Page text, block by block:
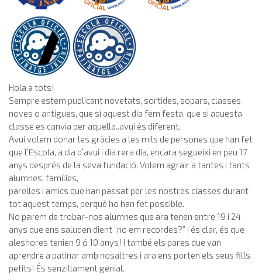
Hola a tots!
Sempre estem publicant novetats, sortides, sopars, classes
noves o antigues, que si aquest dia fem festa, que si aquesta
classe es canvia per aquella..avui és diferent.
Avui volem donar les gràcies a les mils de persones que han fet
que l’Escola, a dia d’avui i dia rera dia, encara segueixi en peu 17
anys després de la seva fundació. Volem agrair a tantes i tants
alumnes, famílies,
parelles i amics que han passat per les nostres classes durant
tot aquest temps, perquè ho han fet possible.
No parem de trobar-nos alumnes que ara tenen entre 19 i 24
anys que ens saluden dient “no em recordes?” i és clar, és que
aleshores tenien 9 ó 10 anys! I també els pares que van
aprendre a patinar amb nosaltres i ara ens porten els seus fills
petits! És senzillament genial.